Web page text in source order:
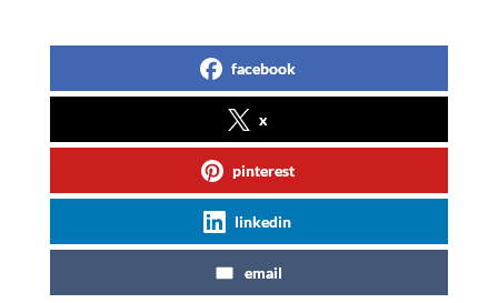
facebook
x
pinterest
linkedin
email